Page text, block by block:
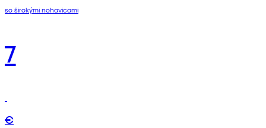
so širokými nohavicami
7
€